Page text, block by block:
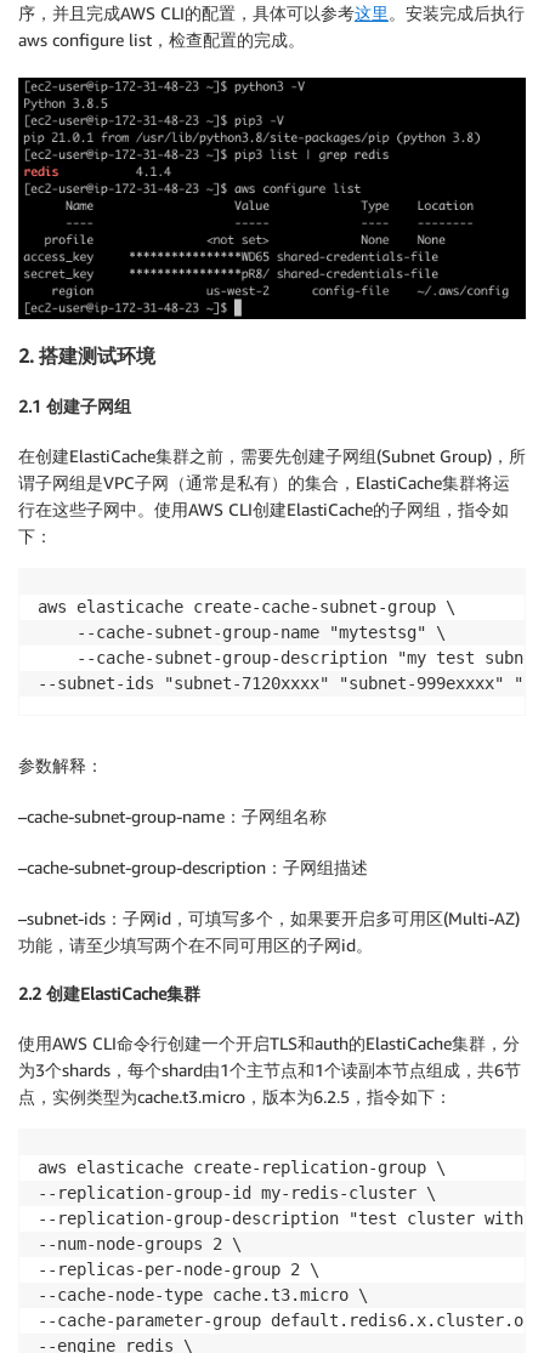
序，并且完成AWS CLI的配置，具体可以参考这里 。安装完成后执行
aws configure list，检查配置的完成。
2. 搭建测试环境
2.1 创建子网组
在创建ElastiCache集群之前，需要先创建子网组(Subnet Group)，所
谓子网组是VPC子网（通常是私有）的集合，ElastiCache集群将运
行在这些子网中。使用AWS CLI创建ElastiCache的子网组，指令如
下：
aws elasticache create-cache-subnet-group \
    --cache-subnet-group-name "mytestsg" \
--cache-subnet-group-description "my test
--subnet-ids "subnet-7120xxxx" "subnet-999exxxx"
参数解释：
–cache-subnet-group-name：子网组名称
–cache-subnet-group-description：子网组描述
–subnet-ids：子网id，可填写多个，如果要开启多可用区(Multi-AZ)
功能，请至少填写两个在不同可用区的子网id。
2.2 创建ElastiCache集群
使用AWS CLI命令行创建一个开启TLS和auth的ElastiCache集群，分
为3个shards，每个shard由1个主节点和1个读副本节点组成，共6节
点，实例类型为cache.t3.micro，版本为6.2.5，指令如下：
aws elasticache create-replication-group \
--replication-group-id my-redis-cluster \
--replication-group-description "test cluster with
--num-node-groups 2 \
--replicas-per-node-group 2 \
--cache-node-type cache.t3.micro \
--cache-parameter-group default.redis6.x.cluster.on
--engine redis \